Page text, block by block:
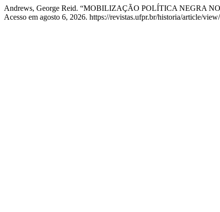
Andrews, George Reid. “MOBILIZAÇÃO POLÍTICA NEGRA
Acesso em agosto 6, 2026. https://revistas.ufpr.br/historia/article/